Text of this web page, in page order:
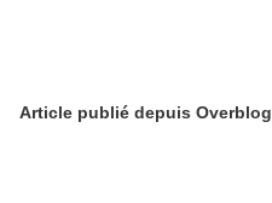
Article publié depuis Overblog